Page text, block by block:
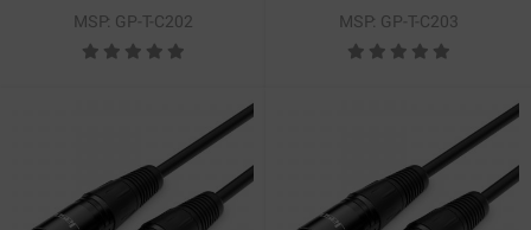
MSP: GP-T-C202 MSP: GP-T-C203